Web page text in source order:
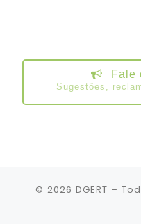
Fale
Sugestões,
© 2026 DGERT –